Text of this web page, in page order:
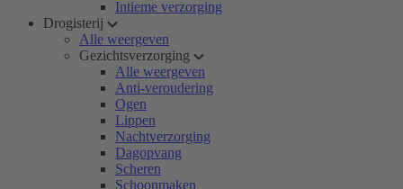
Intieme verzorging
Drogisterij
Alle weergeven
Gezichtsverzorging
Alle weergeven
Anti-veroudering
Ogen
Lippen
Nachtverzorging
Dagopvang
Scheren
Schoonmaken